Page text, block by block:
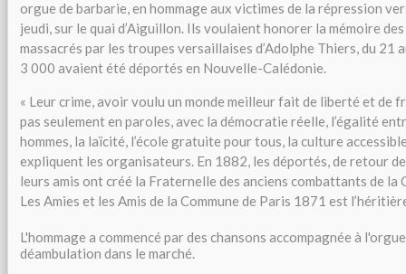
orgue de barbarie, en hommage aux victimes de la répression
jeudi, sur le quai d’Aiguillon. Ils voulaient honorer la mémoire
massacrés par les troupes versaillaises d’Adolphe Thiers, du 21
3 000 avaient été déportés en Nouvelle-Calédonie.
« Leur crime, avoir voulu un monde meilleur fait de liberté et de
pas seulement en paroles, avec la démocratie réelle, l’égalité
hommes, la laïcité, l’école gratuite pour tous, la culture
expliquent les organisateurs. En 1882, les déportés, de retour
leurs amis ont créé la Fraternelle des anciens combattants de la
Les Amies et les Amis de la Commune de Paris 1871 est
L'hommage a commencé par des chansons accompagnée à
déambulation dans le marché.